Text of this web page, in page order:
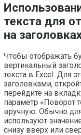
текста для
на
Чтобы отображать
вертикальный
текста в Excel. Для
заголовками,
перейдите на
параметр «Поворот
вручную. Обычно
используют
снизу вверх или